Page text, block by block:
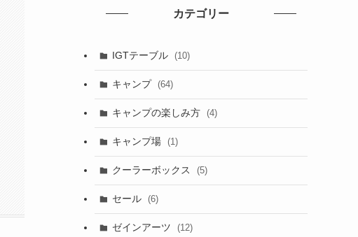
カテゴリー
IGTテーブル (10)
キャンプ (64)
キャンプの楽しみ方 (4)
キャンプ場 (1)
クーラーボックス (5)
セール (6)
ゼインアーツ (12)